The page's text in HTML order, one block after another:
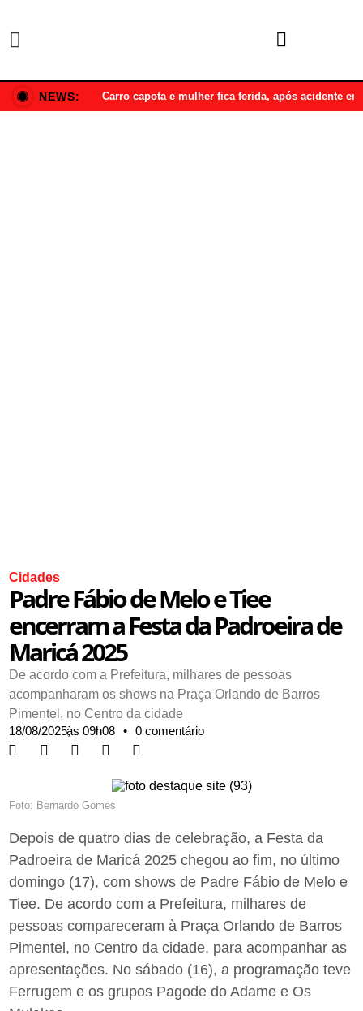
NEWS: Carro capota e mulher fica ferida, após acidente
Cidades
Padre Fábio de Melo e Tiee
encerram a Festa da Padroeira de
Maricá 2025
De acordo com a Prefeitura, milhares de pessoas
acompanharam os shows na Praça Orlando de Barros
Pimentel, no Centro da cidade
18/08/2025,às 09h08 • 0 comentário
Foto: Bernardo Gomes
Depois de quatro dias de celebração, a Festa da
Padroeira de Maricá 2025 chegou ao fim, no último
domingo (17), com shows de Padre Fábio de Melo e
Tiee. De acordo com a Prefeitura, milhares de
pessoas compareceram à Praça Orlando de Barros
Pimentel, no Centro da cidade, para acompanhar as
apresentações. No sábado (16), a programação teve
Ferrugem e os grupos Pagode do Adame e Os